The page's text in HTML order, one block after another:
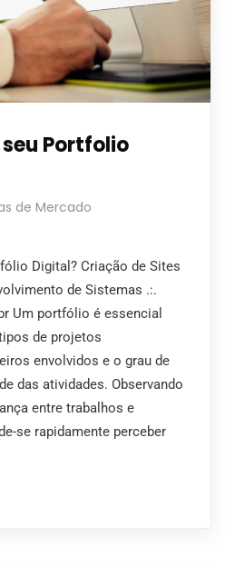
Portfolio
de Mercado
Digital? Criação de Sites
de Sistemas .:.
Um portfólio é essencial
de projetos
envolvidos e o grau de
das atividades. Observando
entre trabalhos e
se rapidamente perceber